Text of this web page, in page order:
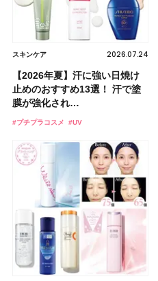
スキンケア 2026.07.24
【2026年夏】汗に強い日焼け
止めのおすすめ13選！ 汗で塗
膜が強化され…
#プチプラコスメ #UV